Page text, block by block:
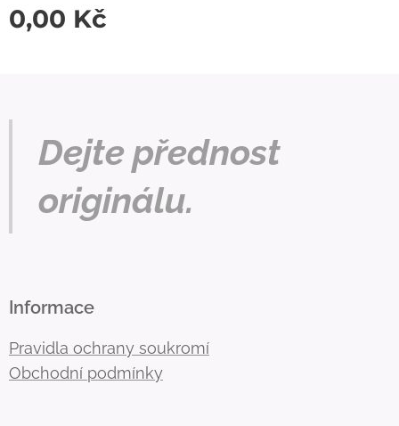
0,00 Kč
Dejte přednost
originálu.
Informace
Pravidla ochrany soukromí
Obchodní podmínky